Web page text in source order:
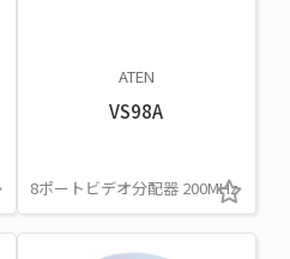
ATEN
VS98A
8ポートビデオ分配器 200MHz